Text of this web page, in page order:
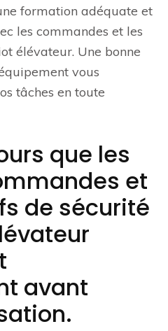
formation adéquate et
les commandes et les
élévateur. Une bonne
vous
tâches en toute
que les
et
de sécurité
avant